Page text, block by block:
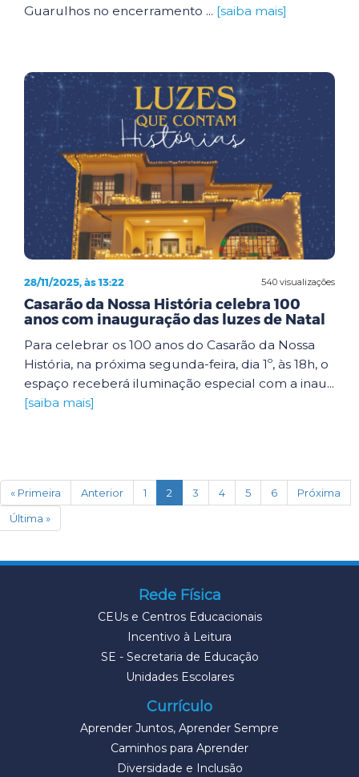
Guarulhos no encerramento ... [saiba mais]
540 visualizações
28/11/2025, às 13:22
Casarão da Nossa História celebra 100
anos com inauguração das luzes de Natal
Para celebrar os 100 anos do Casarão da Nossa
História, na próxima segunda-feira, dia 1º, às 18h, o
espaço receberá iluminação especial com a inau...
[saiba mais]
« Primeira Anterior 1 2 (current)
3 4 5 6
Próxima
Última »
Rede Física
CEUs e Centros Educacionais
Incentivo à Leitura
SE - Secretaria de Educação
Unidades Escolares
Currículo
Aprender Juntos, Aprender Sempre
Caminhos para Aprender
Diversidade e Inclusão